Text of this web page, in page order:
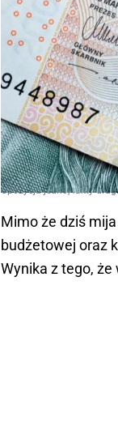
Opozycja jedno, fakty
Mimo że dziś
budżetowej oraz
Wynika z tego,